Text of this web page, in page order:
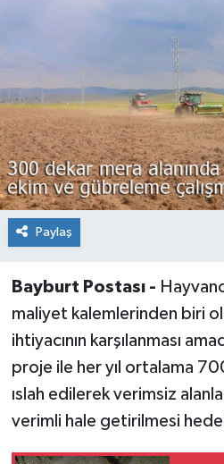
Paylaş
Bayburt Postası -
maliyet kalemlerinden biri
ihtiyacının karşılanması
proje ile her yıl ortalama
ıslah edilerek verimsiz
verimli hale getirilmesi